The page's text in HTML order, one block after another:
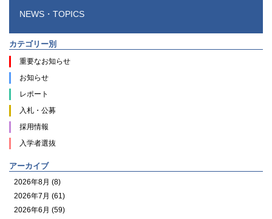
NEWS・TOPICS
カテゴリー別
重要なお知らせ
お知らせ
レポート
入札・公募
採用情報
入学者選抜
アーカイブ
2026年8月 (8)
2026年7月 (61)
2026年6月 (59)